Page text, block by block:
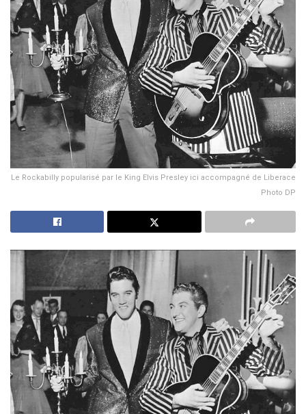
Le Rockabilly popularisé par le King Elvis Presley ici accompagné de Liberace
Photo DP